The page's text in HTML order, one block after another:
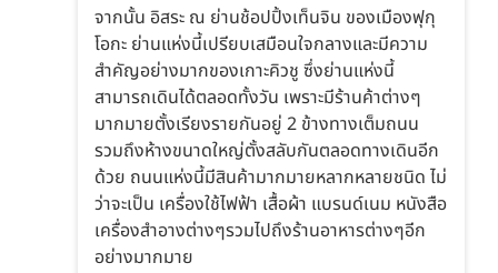
จากนั้น อิสระ ณ ย่านช้อปปิ้งเท็นจิน ของเมืองฟุกุ
โอกะ ย่านแห่งนี้เปรียบเสมือนใจกลางและมีความ
สำคัญอย่างมากของเกาะคิวชู ซึ่งย่านแห่งนี้
สามารถเดินได้ตลอดทั้งวัน เพราะมีร้านค้าต่างๆ
มากมายตั้งเรียงรายกันอยู่ 2 ข้างทางเต็มถนน
รวมถึงห้างขนาดใหญ่ตั้งสลับกันตลอดทางเดินอีก
ด้วย ถนนแห่งนี้มีสินค้ามากมายหลากหลายชนิด ไม่
ว่าจะเป็น เครื่องใช้ไฟฟ้า เสื้อผ้า แบรนด์เนม หนังสือ
เครื่องสำอางต่างๆรวมไปถึงร้านอาหารต่างๆอีก
อย่างมากมาย